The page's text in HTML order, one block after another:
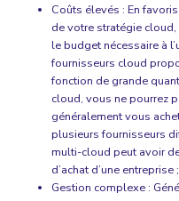
Coûts élevés : En
de votre stratégie
le budget nécessaire à
fournisseurs cloud
fonction de grande
cloud, vous ne pourrez
généralement vous
plusieurs fournisseurs
multi-cloud peut avoir
d’achat d’une entreprise ;
Gestion complexe :